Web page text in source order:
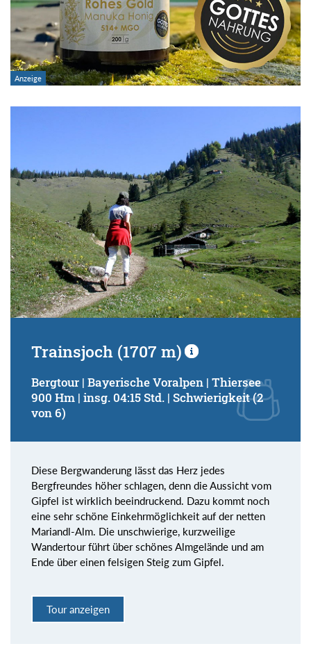
Trainsjoch (1707 m)
Bergtour | Bayerische Voralpen | Thiersee
900 Hm | insg. 04:15 Std. | Schwierigkeit (2
von 6)
Diese Bergwanderung lässt das Herz jedes
Bergfreundes höher schlagen, denn die Aussicht vom
Gipfel ist wirklich beeindruckend. Dazu kommt noch
eine sehr schöne Einkehrmöglichkeit auf der netten
Mariandl-Alm. Die unschwierige, kurzweilige
Wandertour führt über schönes Almgelände und am
Ende über einen felsigen Steig zum Gipfel.
Tour anzeigen